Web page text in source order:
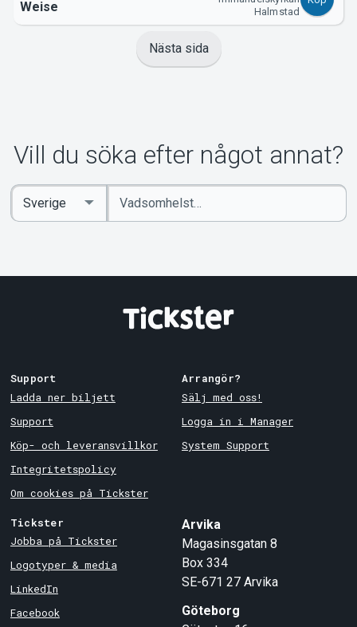
Weise
Halmstad
Nästa sida
Vill du söka efter något annat?
Ange
sökord
Select
Country
Support
Ladda ner biljett
Support
Köp- och leveransvillkor
Integritetspolicy
Om cookies på Tickster
Arrangör?
Sälj med oss!
Logga in i Manager
System Support
Tickster
Jobba på Tickster
Logotyper & media
LinkedIn
Facebook
Arvika
Magasinsgatan 8
Box 334
SE-671 27 Arvika
Göteborg